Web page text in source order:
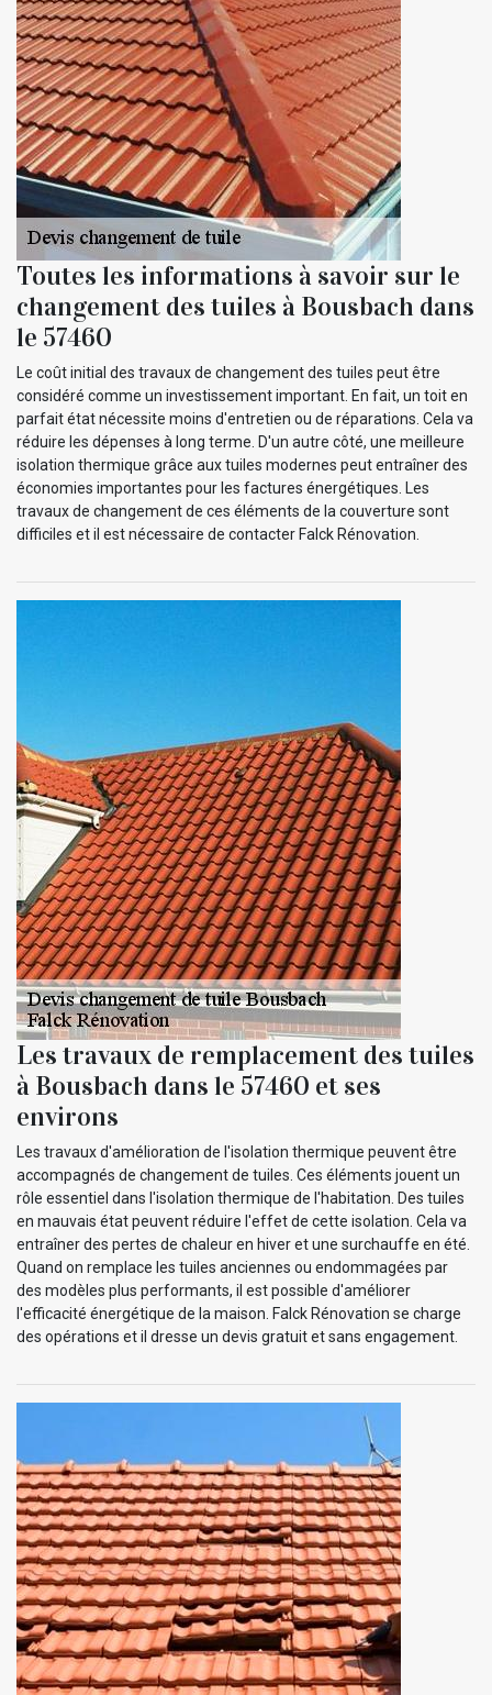
Toutes les informations à savoir sur le
changement des tuiles à Bousbach dans
le 57460
Le coût initial des travaux de changement des tuiles peut être
considéré comme un investissement important. En fait, un toit en
parfait état nécessite moins d'entretien ou de réparations. Cela va
réduire les dépenses à long terme. D'un autre côté, une meilleure
isolation thermique grâce aux tuiles modernes peut entraîner des
économies importantes pour les factures énergétiques. Les
travaux de changement de ces éléments de la couverture sont
difficiles et il est nécessaire de contacter Falck Rénovation.
Les travaux de remplacement des tuiles
à Bousbach dans le 57460 et ses
environs
Les travaux d'amélioration de l'isolation thermique peuvent être
accompagnés de changement de tuiles. Ces éléments jouent un
rôle essentiel dans l'isolation thermique de l'habitation. Des tuiles
en mauvais état peuvent réduire l'effet de cette isolation. Cela va
entraîner des pertes de chaleur en hiver et une surchauffe en été.
Quand on remplace les tuiles anciennes ou endommagées par
des modèles plus performants, il est possible d'améliorer
l'efficacité énergétique de la maison. Falck Rénovation se charge
des opérations et il dresse un devis gratuit et sans engagement.